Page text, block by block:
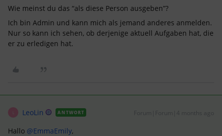
Wie meinst du das “als diese Person ausgeben”?
Ich bin Admin und kann mich als jemand anderes anmelden.
Nur so kann ich sehen, ob derjenige aktuell Aufgaben hat, die
er zu erledigen hat.
LeoLin ANTWORT
Hallo ​ @EmmaEmily,